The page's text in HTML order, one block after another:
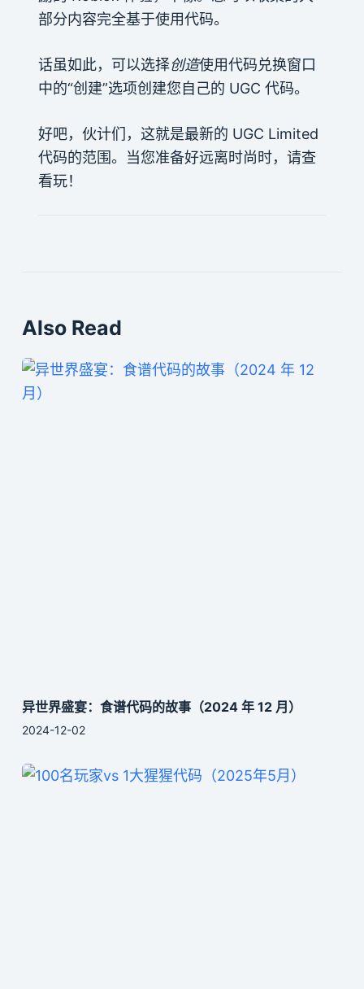
部分内容完全基于使用代码。
话虽如此，可以选择创造使用代码兑换窗口
中的“创建”选项创建您自己的 UGC 代码。
好吧，伙计们，这就是最新的 UGC Limited
代码的范围。当您准备好远离时尚时，请查
看玩！
Also Read
异世界盛宴：食谱代码的故事（2024 年 12 月）
2024-12-02